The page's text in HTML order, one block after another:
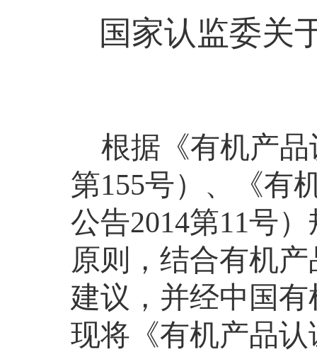
国家认监委关
根据《有机产
第155号）、《有
公告2014第11号）
原则，结合有机
建议，并经中国
现将《有机产品